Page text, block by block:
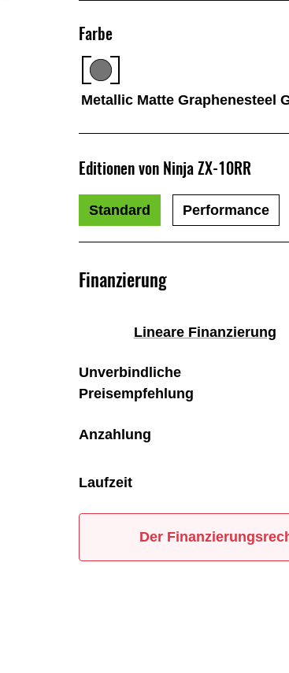
Farbe
Metallic Matte Graphenesteel
Editionen von Ninja ZX-10RR
Standard Performance
Finanzierung
Lineare Finanzierung
Unverbindliche
Preisempfehlung
Anzahlung
Laufzeit
Der